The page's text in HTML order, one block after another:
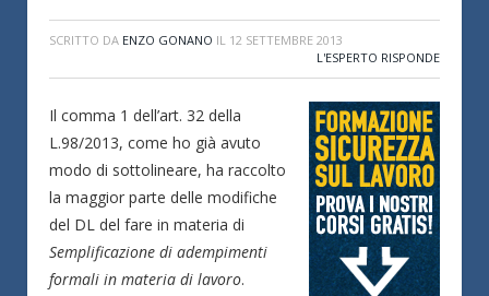
SCRITTO DA ENZO GONANO IL 12 SETTEMBRE 2013
L'ESPERTO RISPONDE
Il comma 1 dell’art. 32 della
L.98/2013, come ho già avuto
modo di sottolineare, ha raccolto
la maggior parte delle modifiche
del DL del fare in materia di
Semplificazione di adempimenti
formali in materia di lavoro.